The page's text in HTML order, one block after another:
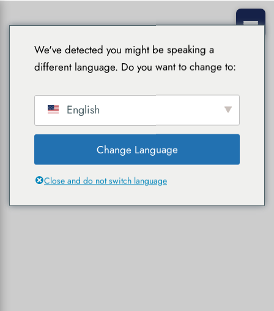
We've detected you might be speaking a
different language. Do you want to change to:
English
Change Language
Close and do not switch language